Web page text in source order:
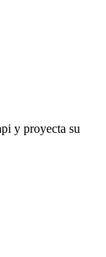
y proyecta su